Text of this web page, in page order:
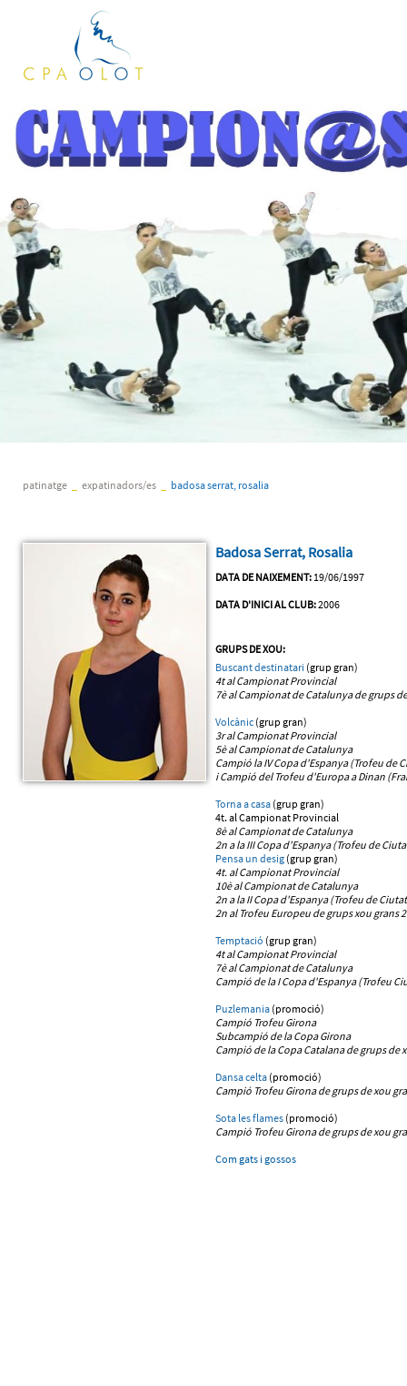
patinatge expatinadors/es badosa serrat, rosalia
Badosa Serrat, Rosalia
DATA DE NAIXEMENT: 19/06/1997
DATA D'INICI AL CLUB:2006
GRUPS DE XOU:
Buscant destinatari (grup gran)
4t al Campionat Provincial
7è al Campionat de Catalunyade grups
Volcànic(grup gran)
3r al Campionat Provincial
5è al Campionat de Catalunya
Campió la IV Copa d'Espanya (Trofeu de
i Campió del Trofeu d'Europa a Dinan
Torna a casa(grup gran)
4t. al Campionat Provincial
8è al Campionat de Catalunya
2n a la III Copa d'Espanya (Trofeu de
Pensa un desig(grup gran)
4t. al Campionat Provincial
10è al Campionat de Catalunya
2n a la II Copa d'Espanya (Trofeu de
2n al Trofeu Europeu de grups xou grans
Temptació (grup gran)
4t al Campionat Provincial
7è al Campionat de Catalunya
Campió de la I Copa d'Espanya (Trofeu
Puzlemania(promoció)
Campió Trofeu Girona
Subcampió de la Copa Girona
Campió de la Copa Catalana de grups de
Dansa celta(promoció)
Campió Trofeu Gironade grups de xou
Sota les flames(promoció)
Campió Trofeu Gironade grups de xou
Com gats i gossos